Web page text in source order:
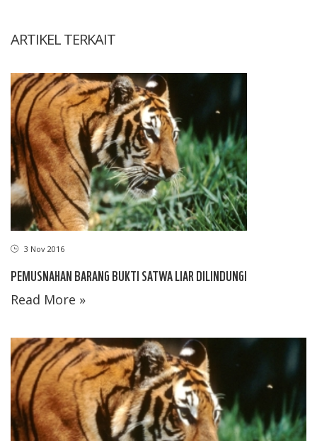
ARTIKEL TERKAIT
3 Nov 2016
PEMUSNAHAN BARANG BUKTI SATWA LIAR DILINDUNGI
Read More »